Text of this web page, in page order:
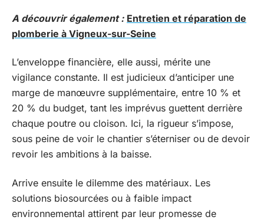
A découvrir également : Entretien et réparation de
plomberie à Vigneux-sur-Seine
L’enveloppe financière, elle aussi, mérite une
vigilance constante. Il est judicieux d’anticiper une
marge de manœuvre supplémentaire, entre 10 % et
20 % du budget, tant les imprévus guettent derrière
chaque poutre ou cloison. Ici, la rigueur s’impose,
sous peine de voir le chantier s’éterniser ou de devoir
revoir les ambitions à la baisse.
Arrive ensuite le dilemme des matériaux. Les
solutions biosourcées ou à faible impact
environnemental attirent par leur promesse de